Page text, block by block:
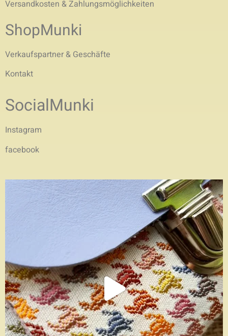
Versandkosten & Zahlungsmöglichkeiten
ShopMunki
Verkaufspartner & Geschäfte
Kontakt
SocialMunki
Instagram
facebook